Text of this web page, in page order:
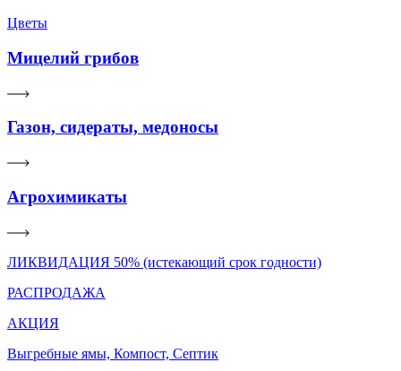
Цветы
Мицелий грибов
Газон, сидераты, медоносы
Агрохимикаты
ЛИКВИДАЦИЯ 50% (истекающий срок годности)
РАСПРОДАЖА
АКЦИЯ
Выгребные ямы, Компост, Септик